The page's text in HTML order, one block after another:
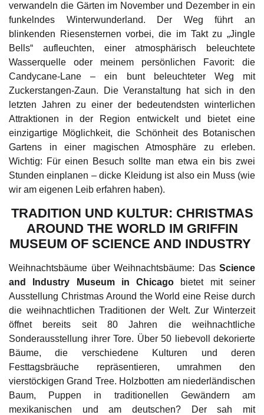
verwandeln die Gärten im November und Dezember in ein
funkelndes Winterwunderland. Der Weg führt an
blinkenden Riesensternen vorbei, die im Takt zu „Jingle
Bells“ aufleuchten, einer atmosphärisch beleuchtete
Wasserquelle oder meinem persönlichen Favorit: die
Candycane-Lane – ein bunt beleuchteter Weg mit
Zuckerstangen-Zaun. Die Veranstaltung hat sich in den
letzten Jahren zu einer der bedeutendsten winterlichen
Attraktionen in der Region entwickelt und bietet eine
einzigartige Möglichkeit, die Schönheit des Botanischen
Gartens in einer magischen Atmosphäre zu erleben.
Wichtig: Für einen Besuch sollte man etwa ein bis zwei
Stunden einplanen – dicke Kleidung ist also ein Muss (wie
wir am eigenen Leib erfahren haben).
TRADITION UND KULTUR: CHRISTMAS
AROUND THE WORLD IM GRIFFIN
MUSEUM OF SCIENCE AND INDUSTRY
Weihnachtsbäume über Weihnachtsbäume: Das Science
and Industry Museum in Chicago bietet mit seiner
Ausstellung Christmas Around the World eine Reise durch
die weihnachtlichen Traditionen der Welt. Zur Winterzeit
öffnet bereits seit 80 Jahren die weihnachtliche
Sonderausstellung ihrer Tore. Über 50 liebevoll dekorierte
Bäume, die verschiedene Kulturen und deren
Festtagsbräuche repräsentieren, umrahmen den
vierstöckigen Grand Tree. Holzbotten am niederländischen
Baum, Puppen in traditionellen Gewändern am
mexikanischen und am deutschen? Der sah mit